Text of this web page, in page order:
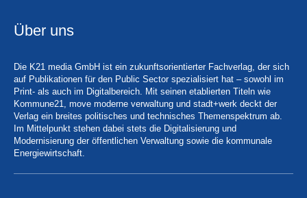
Über uns
Die K21 media GmbH ist ein zukunftsorientierter Fachverlag, der sich
auf Publikationen für den Public Sector spezialisiert hat – sowohl im
Print- als auch im Digitalbereich. Mit seinen etablierten Titeln wie
Kommune21, move moderne verwaltung und stadt+werk deckt der
Verlag ein breites politisches und technisches Themenspektrum ab.
Im Mittelpunkt stehen dabei stets die Digitalisierung und
Modernisierung der öffentlichen Verwaltung sowie die kommunale
Energiewirtschaft.